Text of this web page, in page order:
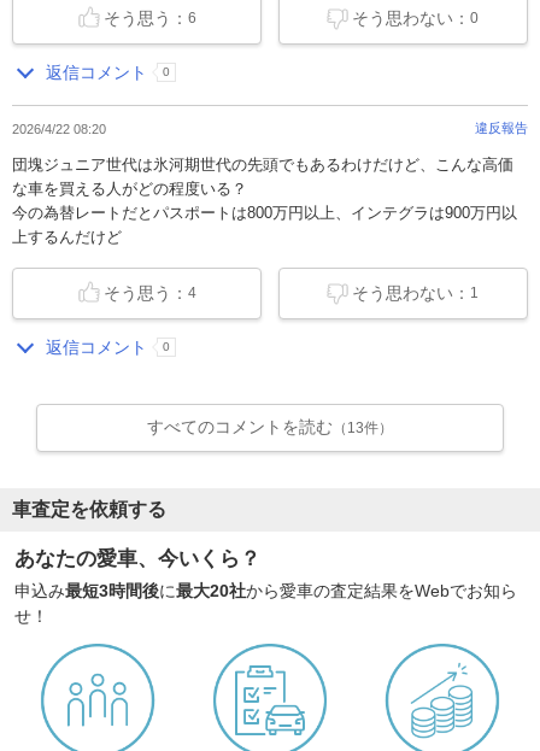
そう思わない：0
そう思う： 6
返信コメント 0
2026/4/22 08:20 違反報告
団塊ジュニア世代は氷河期世代の先頭でもあるわけだけど、こんな高価
な車を買える人がどの程度いる？
今の為替レートだとパスポートは800万円以上、インテグラは900万円以
上するんだけど
そう思わない： 1
そう思う： 4
返信コメント 0
すべてのコメントを読む （13件）
車査定を依頼する
あなたの愛車、今いくら？
申込み最短3時間後に最大20社から愛車の査定結果をWebでお知ら
せ！